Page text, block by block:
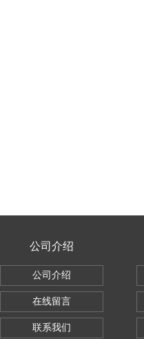
公司介绍
公司介绍
在线留言
联系我们